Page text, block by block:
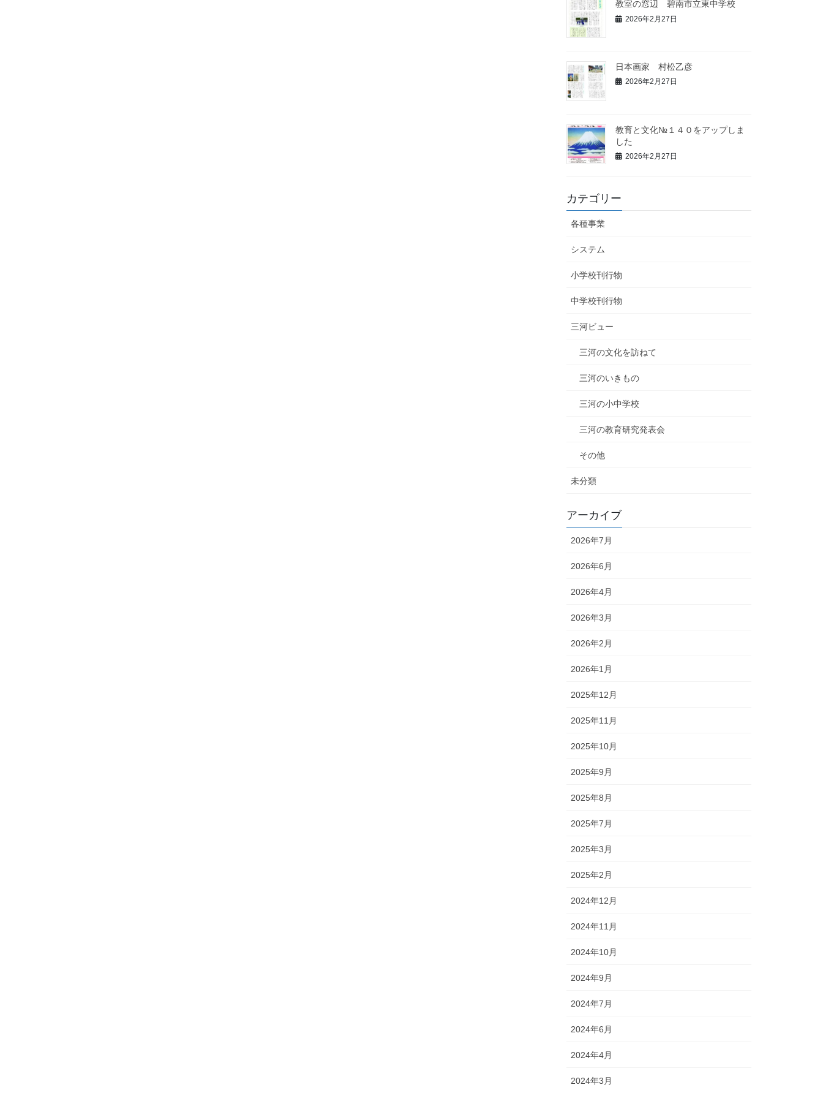
教室の窓辺 碧南市立東中学校
2026年2月27日
日本画家 村松乙彦
2026年2月27日
教育と文化№１４０をアップしま
した
2026年2月27日
カテゴリー
各種事業
システム
小学校刊行物
中学校刊行物
三河ビュー
三河の文化を訪ねて
三河のいきもの
三河の小中学校
三河の教育研究発表会
その他
未分類
アーカイブ
2026年7月
2026年6月
2026年4月
2026年3月
2026年2月
2026年1月
2025年12月
2025年11月
2025年10月
2025年9月
2025年8月
2025年7月
2025年3月
2025年2月
2024年12月
2024年11月
2024年10月
2024年9月
2024年7月
2024年6月
2024年4月
2024年3月